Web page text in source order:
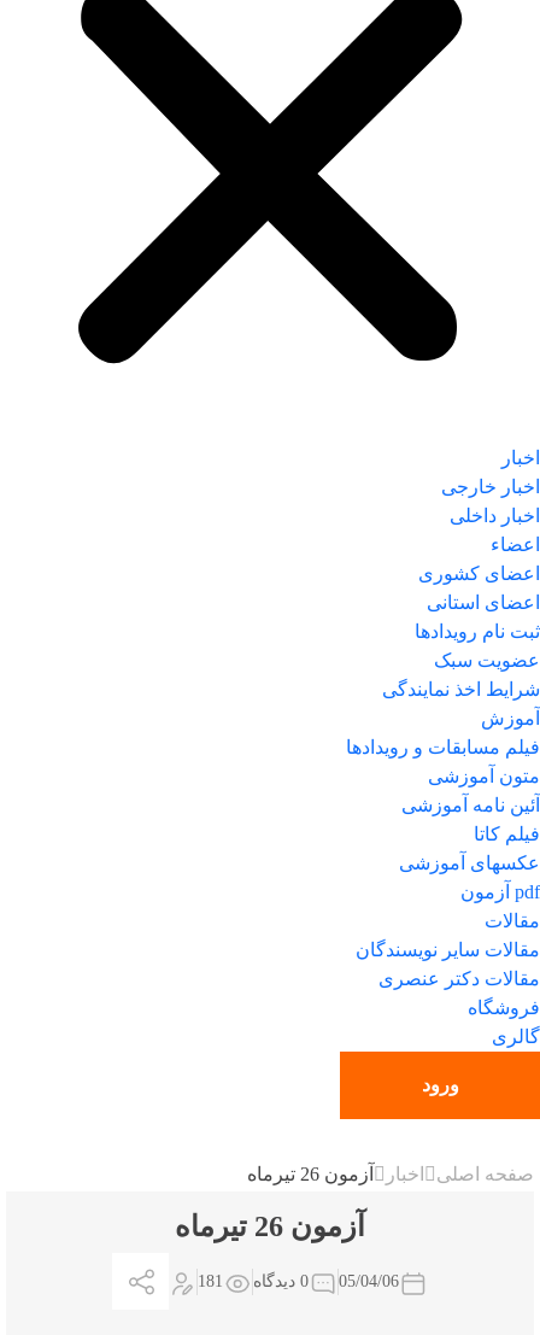
اخبار
اخبار خارجی
اخبار داخلی
اعضاء
اعضای کشوری
اعضای استانی
ثبت نام رویدادها
عضویت سبک
شرایط اخذ نمایندگی
آموزش
فیلم مسابقات و رویدادها
متون آموزشی
آئین نامه آموزشی
فیلم کاتا
عکسهای آموزشی
pdf آزمون
مقالات
مقالات سایر نویسندگان
مقالات دکتر عنصری
فروشگاه
گالری
ورود
صفحه اصلی اخبار آزمون 26 تیرماه
آزمون 26 تیرماه
05/04/06 0 دیدگاه 181